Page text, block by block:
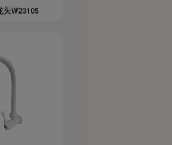
头W23105